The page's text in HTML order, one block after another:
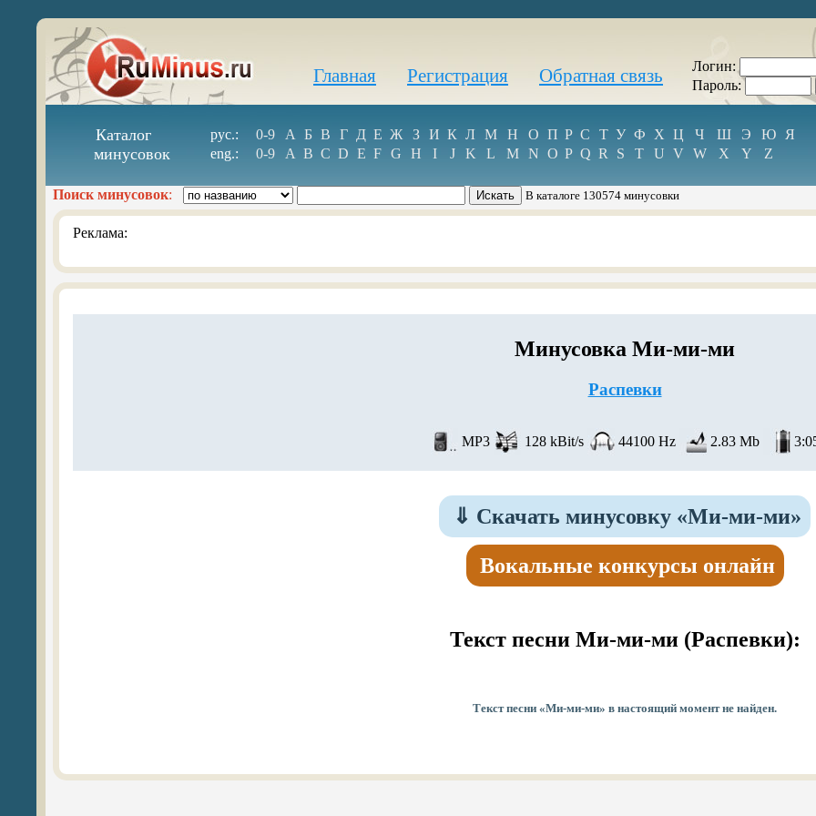
Главная Регистрация Обратная связь
Логин:
Пароль:
Каталог
минусовок
рус.: 0-9 А Б В Г Д Е Ж З И К Л М Н О П Р С Т У Ф Х Ц Ч Ш Э Ю Я
eng.:
0-9 A B C D E F G H I J K L M N O P Q R S T U V W X Y Z
Поиск минусовок: В каталоге 130574 минусовки
Реклама:
Минусовка Ми-ми-ми
Распевки
MP3 128 kBit/s 44100 Hz 2.83 Mb
⇓ Скачать минусовку «Ми-ми-ми»
Вокальные конкурсы онлайн
Текст песни Ми-ми-ми(Распевки):
Текст песни «Ми-ми-ми» в настоящий момент не найден.